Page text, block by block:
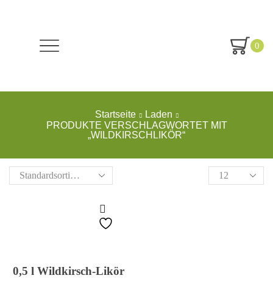
0
Startseite
Laden
PRODUKTE VERSCHLAGWORTET MIT
„WILDKIRSCHLIKÖR“
Produkte
pro
0,5 l Wildkirsch-Likör